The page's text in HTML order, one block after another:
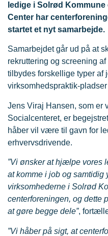
ledige i Solrød
Center har
startet et nyt samarbejde.
Samarbejdet går ud på at
rekruttering og screening
tilbydes forskellige typer af
virksomhedspraktik-
Jens Viraj Hansen, som er
Socialcenteret, er
håber vil være til gavn for
erhvervsdrivende.
”Vi ønsker at hjælpe vores
at komme i job og samtidig
virksomhederne i Solrød
centerforeningen, og dette
at gøre begge dele”,
”Vi håber på sigt, at